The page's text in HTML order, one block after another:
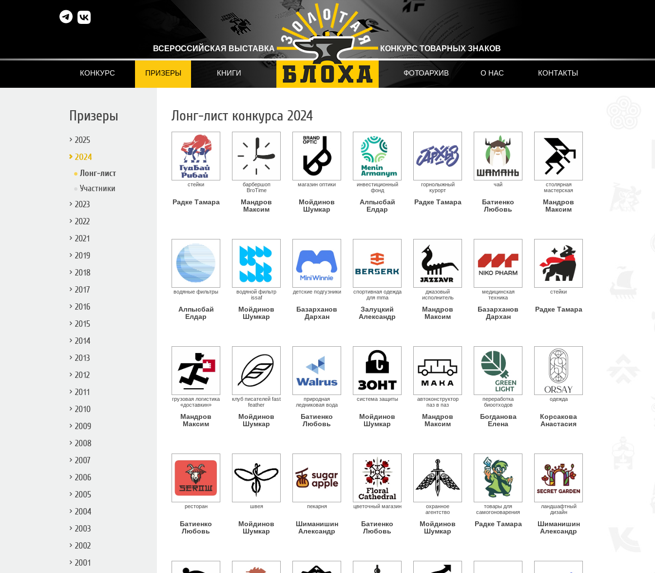
ВСЕРОССИЙСКАЯ ВЫСТАВКА КОНКУРС ТОВАРНЫХ ЗНАКОВ
КОНКУРС ПРИЗЕРЫ КНИГИ ФОТОАРХИВ О НАС КОНТАКТЫ
Призеры
2025
2024
Лонг-лист
Участники
2023
2022
2021
2019
2018
2017
2016
2015
2014
2013
2012
2011
2010
2009
2008
2007
2006
2005
2004
2003
2002
2001
Лонг-лист конкурса 2024
стейки
Радке Тамара
барбершоп
BroTime
Мандров
Максим
магазин оптики
Мойдинов
Шумкар
инвестиционный
фонд
Алпысбай
Елдар
горнолыжный
курорт
Радке Тамара
чай
Батиенко
Любовь
столярная
мастерская
Мандров
Максим
водяные фильтры
Алпысбай
Елдар
водяной фильтр
issaf
Мойдинов
Шумкар
детские подгузники
Базарханов
Дархан
спортивная одежда
для mma
Залуцкий
Александр
джазовый
исполнитель
Мандров
Максим
медицинская
техника
Базарханов
Дархан
стейки
Радке Тамара
грузовая логистика
«доставкин»
Мандров
Максим
клуб писателей fast
feather
Мойдинов
Шумкар
природная
ледниковая вода
Батиенко
Любовь
система защиты
Мойдинов
Шумкар
автоконструктор
паз в паз
Мандров
Максим
переработка
биоотходов
Богданова
Елена
одежда
Корсакова
Анастасия
ресторан
Батиенко
Любовь
швея
Мойдинов
Шумкар
пекарня
Шиманишин
Александр
цветочный магазин
Батиенко
Любовь
охранное
агентство
Мойдинов
Шумкар
товары для
самогоноварения
Радке Тамара
ландшафтный
дизайн
Шиманишин
Александр